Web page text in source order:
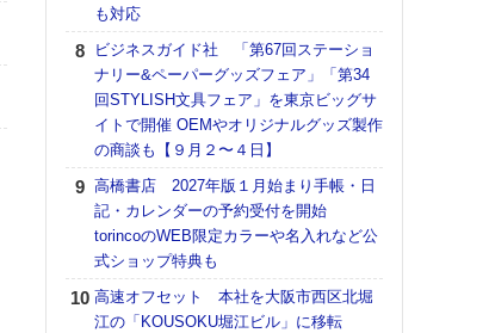
も対応
ビジネスガイド社 「第67回ステーショ
ナリー&ペーパーグッズフェア」「第34
回STYLISH文具フェア」を東京ビッグサ
イトで開催 OEMやオリジナルグッズ製作
の商談も【９月２〜４日】
高橋書店 2027年版１月始まり手帳・日
記・カレンダーの予約受付を開始
torincoのWEB限定カラーや名入れなど公
式ショップ特典も
高速オフセット 本社を大阪市西区北堀
江の「KOUSOKU堀江ビル」に移転